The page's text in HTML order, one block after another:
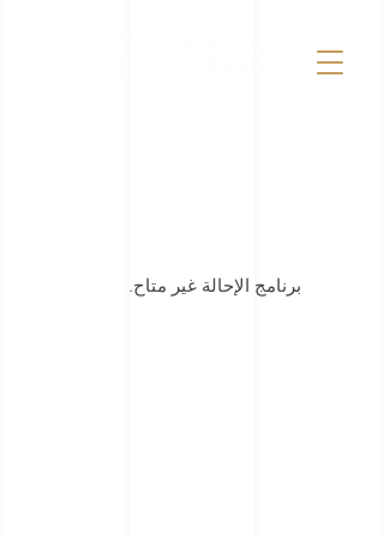
برنامج الإحالة غير متاح.